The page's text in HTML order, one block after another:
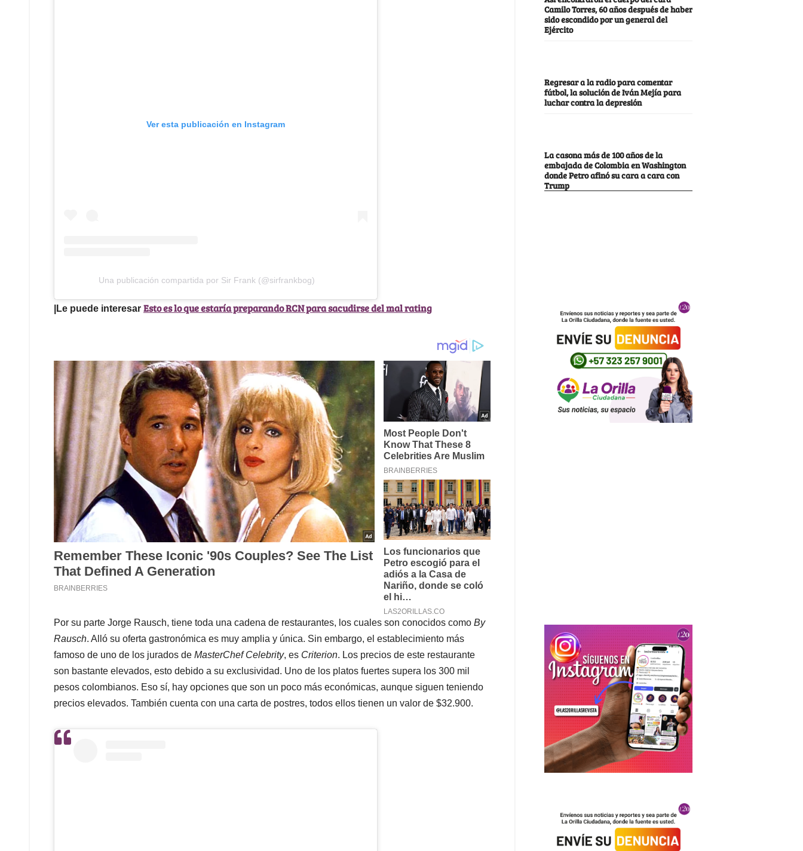
Ver esta publicación en Instagram
Una publicación compartida por Sir Frank (@sirfrankbog)
|Le puede interesar Esto es lo que estaría preparando RCN para sacudirse del mal rating
Por su parte Jorge Rausch, tiene toda una cadena de restaurantes, los cuales son conocidos como By
Rausch. Alló su oferta gastronómica es muy amplia y única. Sin embargo, el establecimiento más
famoso de uno de los jurados de MasterChef Celebrity, es Criterion. Los precios de este restaurante
son bastante elevados, esto debido a su exclusividad. Uno de los platos fuertes supera los 300 mil
pesos colombianos. Eso sí, hay opciones que son un poco más económicas, aunque siguen teniendo
precios elevados. También cuenta con una carta de postres, todos ellos tienen un valor de $32.900.
Camilo Torres, 60 años después de haber
sido escondido por un general del
Ejército
Regresar a la radio para comentar
fútbol, la solución de Iván Mejía para
luchar contra la depresión
La casona más de 100 años de la
embajada de Colombia en Washington
donde Petro afinó su cara a cara con
Trump